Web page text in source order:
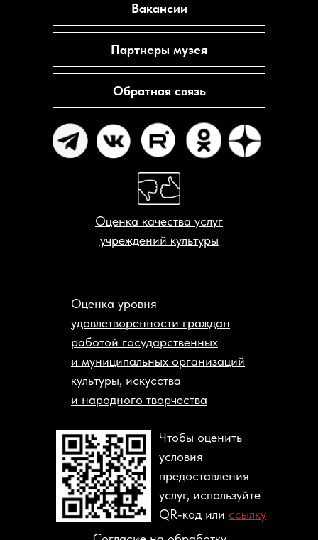
Оценка качества услуг
учреждений культуры
Вакансии
Обратная связь
Партнеры музея
Чтобы оценить
условия
предоставления
услуг, используйте
QR-код или ссылку
Оценка уровня
удовлетворенности граждан
работой государственных
и муниципальных организаций
культуры, искусства
и народного творчества